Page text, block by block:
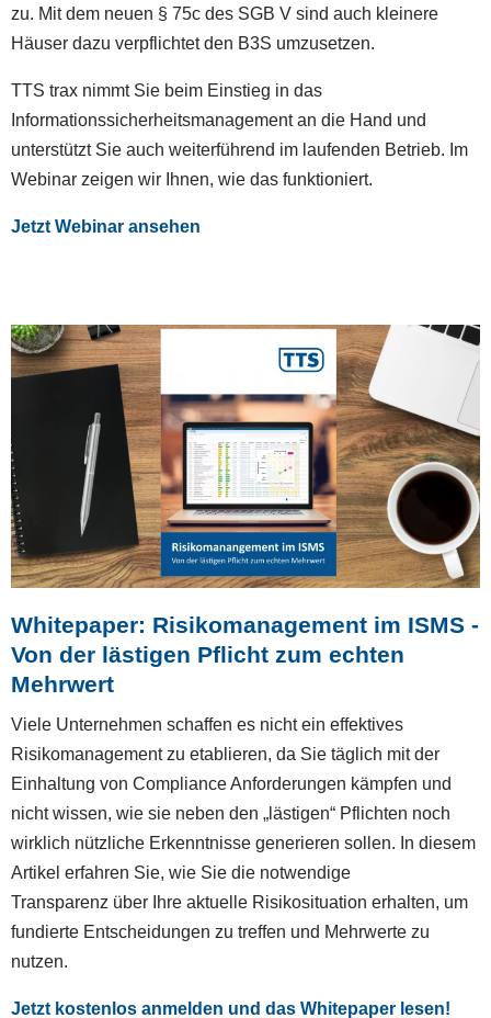
zu. Mit dem neuen § 75c des SGB V sind auch kleinere
Häuser dazu verpflichtet den B3S umzusetzen.
TTS trax nimmt Sie beim Einstieg in das
Informationssicherheitsmanagement an die Hand und
unterstützt Sie auch weiterführend im laufenden Betrieb. Im
Webinar zeigen wir Ihnen, wie das funktioniert.
Jetzt Webinar ansehen
Whitepaper: Risikomanagement im ISMS -
Von der lästigen Pflicht zum echten
Mehrwert
Viele Unternehmen schaffen es nicht ein effektives
Risikomanagement zu etablieren, da Sie täglich mit der
Einhaltung von Compliance Anforderungen kämpfen und
nicht wissen, wie sie neben den „lästigen“ Pflichten noch
wirklich nützliche Erkenntnisse generieren sollen. In diesem
Artikel erfahren Sie, wie Sie die notwendige
Transparenz über Ihre aktuelle Risikosituation erhalten, um
fundierte Entscheidungen zu treffen und Mehrwerte zu
nutzen.
Jetzt kostenlos anmelden und das Whitepaper lesen!